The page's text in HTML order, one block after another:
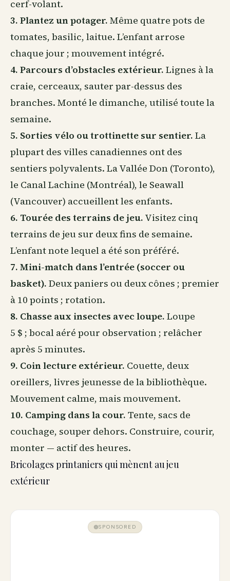
cerf-volant.
3. Plantez un potager. Même quatre pots de
tomates, basilic, laitue. L’enfant arrose
chaque jour ; mouvement intégré.
4. Parcours d’obstacles extérieur. Lignes à la
craie, cerceaux, sauter par-dessus des
branches. Monté le dimanche, utilisé toute la
semaine.
5. Sorties vélo ou trottinette sur sentier. La
plupart des villes canadiennes ont des
sentiers polyvalents. La Vallée Don (Toronto),
le Canal Lachine (Montréal), le Seawall
(Vancouver) accueillent les enfants.
6. Tourée des terrains de jeu. Visitez cinq
terrains de jeu sur deux fins de semaine.
L’enfant note lequel a été son préféré.
7. Mini-match dans l’entrée (soccer ou
basket). Deux paniers ou deux cônes ; premier
à 10 points ; rotation.
8. Chasse aux insectes avec loupe. Loupe
5 $ ; bocal aéré pour observation ; relâcher
après 5 minutes.
9. Coin lecture extérieur. Couette, deux
oreillers, livres jeunesse de la bibliothèque.
Mouvement calme, mais mouvement.
10. Camping dans la cour. Tente, sacs de
couchage, souper dehors. Construire, courir,
monter — actif des heures.
Bricolages printaniers qui mènent au jeu
extérieur
SPONSORED